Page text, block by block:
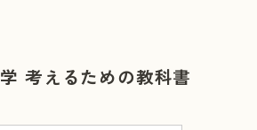
考えるための教科書